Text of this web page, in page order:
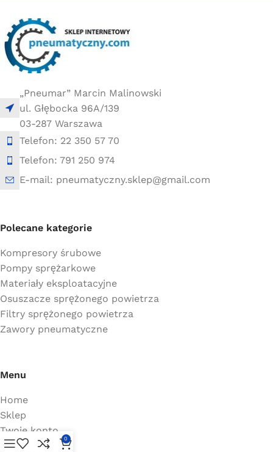
„Pneumar” Marcin Malinowski
ul. Głębocka 96A/139
03-287 Warszawa
Telefon: 22 350 57 70
Telefon: 791 250 974
E-mail: pneumatyczny.sklep@gmail.com
Polecane kategorie
Kompresory śrubowe
Pompy sprężarkowe
Materiały eksploatacyjne
Osuszacze sprężonego powietrza
Filtry sprężonego powietrza
Zawory pneumatyczne
Menu
Home
Sklep
Twoje konto
Koszty wysyłki
0